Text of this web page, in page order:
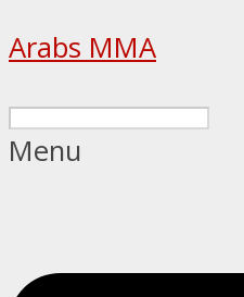
Arabs MMA
Menu